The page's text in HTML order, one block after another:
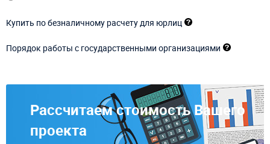
Купить по безналичному расчету для юрлиц
Порядок работы с государственными организациями
Рассчитаем стоимость Вашего
проекта